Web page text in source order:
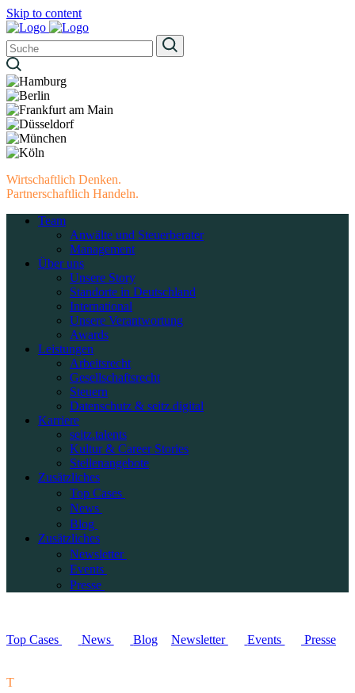
Skip to content
Wirtschaftlich Denken.
Partnerschaftlich Handeln.
Team
Anwälte und Steuerberater
Management
Über uns
Unsere Story
Standorte in Deutschland
International
Unsere Verantwortung
Awards
Leistungen
Arbeitsrecht
Gesellschaftsrecht
Steuern
Datenschutz & seitz.digital
Karriere
seitz.talents
Kultur & Career Stories
Stellenangebote
Zusätzliches
Top Cases
News
Blog
Zusätzliches
Newsletter
Events
Presse
Top Cases News Blog Newsletter Events Presse
T